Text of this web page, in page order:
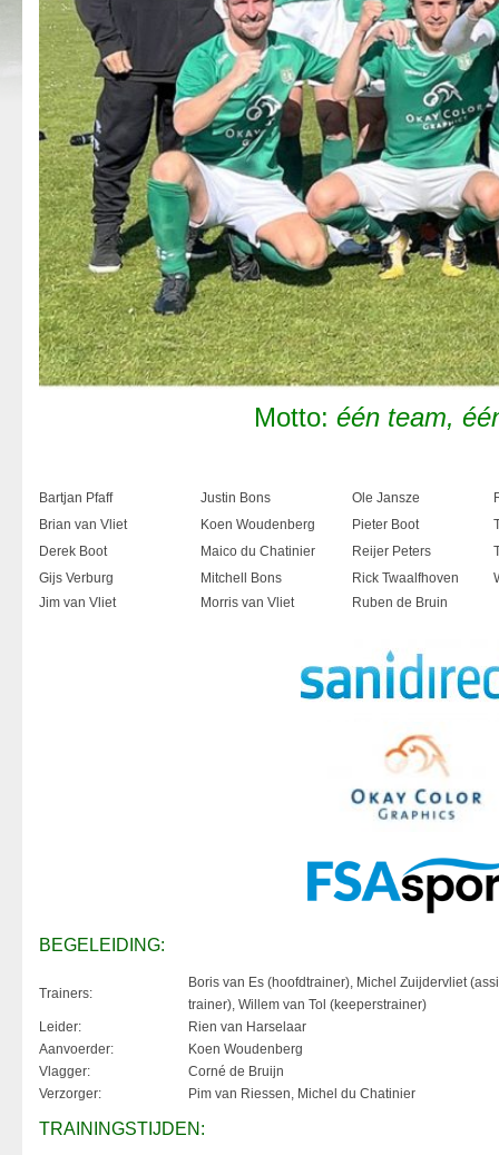
Motto: één team,
Bartjan Pfaff Justin Bons Ole Jansze
Brian van Vliet
Koen Woudenberg Pieter Boot
Derek Boot
Maico du Chatinier Reijer Peters
Gijs Verburg
Mitchell Bons Rick Twaalfhoven
Jim van Vliet
Morris van Vliet Ruben de Bruin
BEGELEIDING:
Trainers:
Boris van Es (hoofdtrainer), Michel Zuijdervliet
trainer), Willem van Tol (keeperstrainer)
Leider:
Rien van Harselaar
Aanvoerder:
Koen Woudenberg
Vlagger:
Corné de Bruijn
Verzorger:
Pim van Riessen, Michel du Chatinier
TRAININGSTIJDEN: